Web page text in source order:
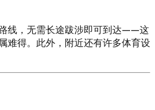
线，无需长途跋涉即可到达——这
难得。此外，附近还有许多体育设